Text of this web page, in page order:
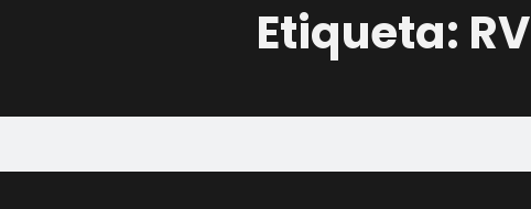
Etiqueta: RV